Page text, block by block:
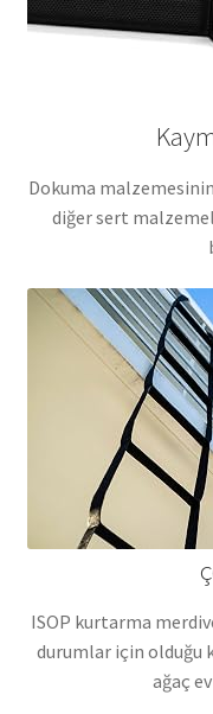
Dokuma
diğer sert
ISOP kurtarma
durumlar için olduğu
ağaç